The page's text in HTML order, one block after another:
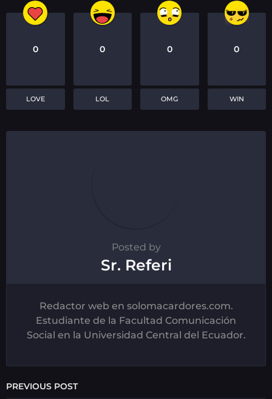
0
LOVE
0
LOL
0
OMG
0
WIN
Posted by
Sr. Referi
Redactor web en solomacardores.com.
Estudiante de la Facultad Comunicación
Social en la Universidad Central del Ecuador.
PREVIOUS POST